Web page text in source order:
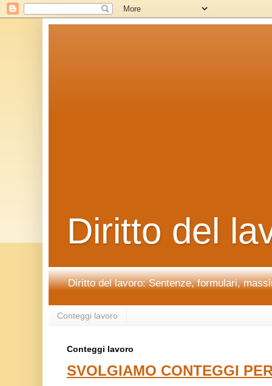
Diritto del
Diritto del lavoro: Sentenze, formulari,
Conteggi lavoro
Conteggi lavoro
SVOLGIAMO CONTEGGI